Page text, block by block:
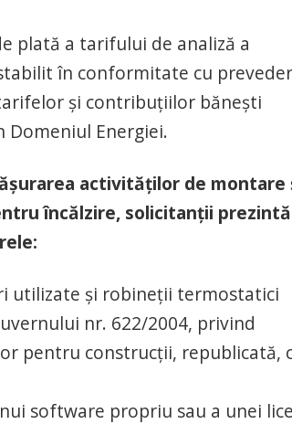
plată a tarifului de analiză a
în conformitate cu
și contribuțiilor bănești
Energiei.
activităţilor de montare
încălzire, solicitanţii prezintă
utilizate şi robineţii termostatici
nr. 622/2004, privind
pentru construcţii, republicată,
software propriu sau a unei